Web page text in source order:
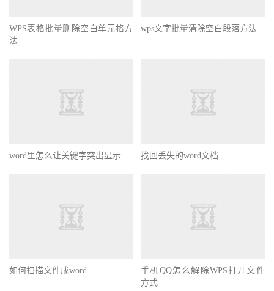
WPS表格批量删除空白单元格方
法
wps文字批量清除空白段落方法
word里怎么让关键字突出显示 找回丢失的word文档
如何扫描文件成word
手机QQ怎么解除WPS打开文件
方式